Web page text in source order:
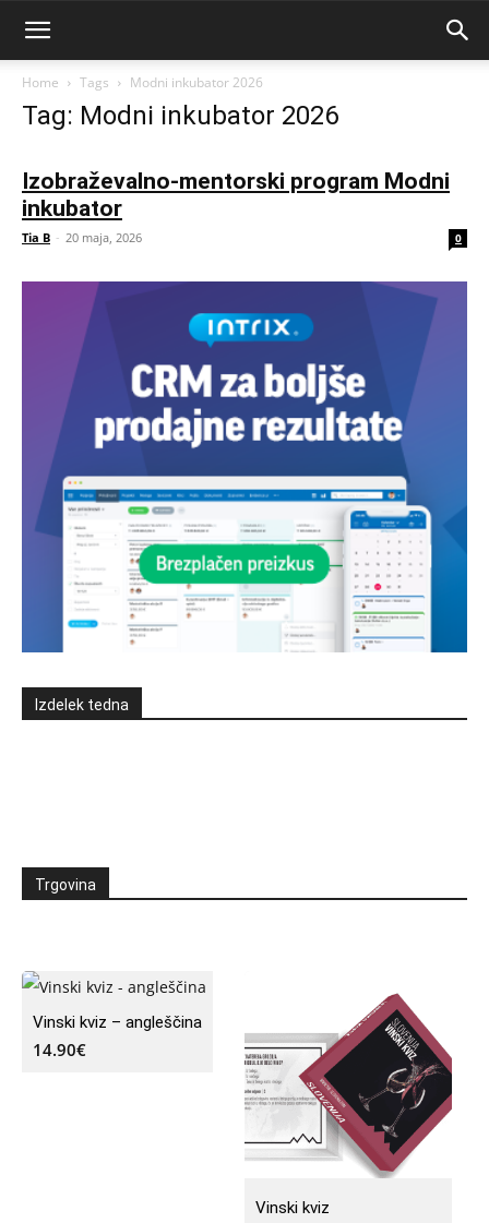
Home Tags Modni inkubator 2026
Tag: Modni inkubator 2026
Izobraževalno-mentorski program Modni
inkubator
Tia B - 20 maja, 2026 0
Izdelek tedna
Trgovina
Vinski kviz – angleščina
14.90€
Vinski kviz